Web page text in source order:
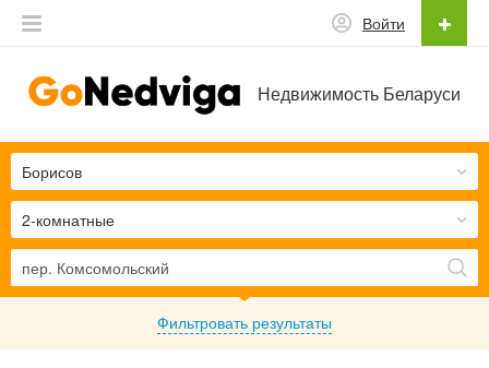
Недвижимость Беларуси
Войти
2-комнатные
Борисов
Фильтровать результаты